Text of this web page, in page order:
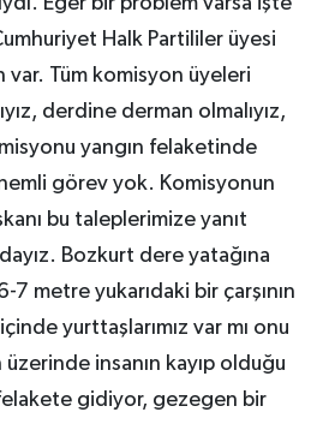
Halk Partililer üyesi
Tüm komisyon üyeleri
derdine derman olmalıyız,
yangın felaketinde
görev yok. Komisyonun
bu taleplerimize yanıt
Bozkurt dere yatağına
metre yukarıdaki bir çarşının
yurttaşlarımız var mı onu
insanın kayıp olduğu
felakete gidiyor, gezegen bir